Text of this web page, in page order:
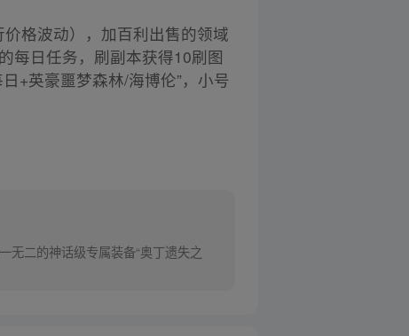
格波动），加百利出售的领域
每日任务，刷副本获得10刷图
+英豪噩梦森林/海博伦”，小号
无二的神话级专属装备“奥丁遗失之